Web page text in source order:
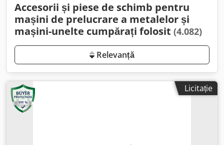
Accesorii și piese de schimb pentru
mașini de prelucrare a metalelor și
mașini-unelte cumpărați folosit (4.082)
Relevanță
Licitație